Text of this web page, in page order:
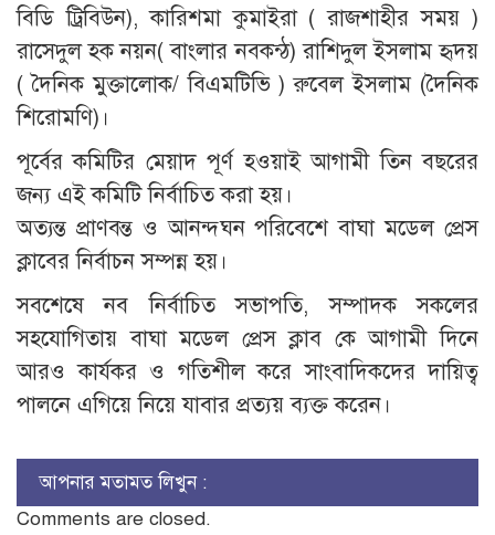
বিডি ট্রিবিউন), কারিশমা কুমাইরা ( রাজশাহীর সময় )
রাসেদুল হক নয়ন( বাংলার নবকন্ঠ) রাশিদুল ইসলাম হৃদয়
( দৈনিক মুক্তালোক/ বিএমটিভি ) রুবেল ইসলাম (দৈনিক
শিরোমণি)।
পূর্বের কমিটির মেয়াদ পূর্ণ হওয়াই আগামী তিন বছরের
জন্য এই কমিটি নির্বাচিত করা হয়।
অত্যন্ত প্রাণবন্ত ও আনন্দঘন পরিবেশে বাঘা মডেল প্রেস
ক্লাবের নির্বাচন সম্পন্ন হয়।
সবশেষে নব নির্বাচিত সভাপতি, সম্পাদক সকলের
সহযোগিতায় বাঘা মডেল প্রেস ক্লাব কে আগামী দিনে
আরও কার্যকর ও গতিশীল করে সাংবাদিকদের দায়িত্ব
পালনে এগিয়ে নিয়ে যাবার প্রত্যয় ব্যক্ত করেন।
আপনার মতামত লিখুন :
Comments are closed.